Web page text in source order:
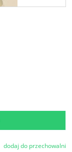
dodaj do przechowalni